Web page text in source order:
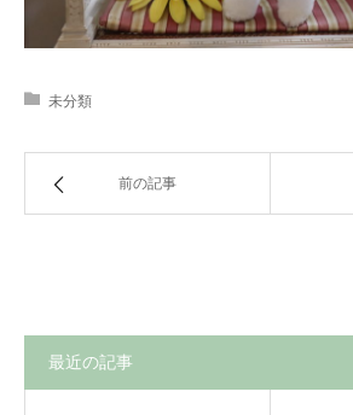
未分類
前の記事
最近の記事